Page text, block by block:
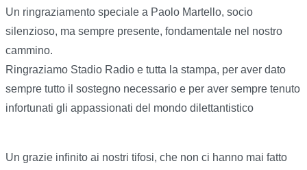
Un ringraziamento speciale a Paolo Martello, socio
silenzioso, ma sempre presente, fondamentale nel nostro
cammino.
Ringraziamo Stadio Radio e tutta la stampa, per aver dato
sempre tutto il sostegno necessario e per aver sempre tenuto
infortunati gli appassionati del mondo dilettantistico
Un grazie infinito ai nostri tifosi, che non ci hanno mai fatto